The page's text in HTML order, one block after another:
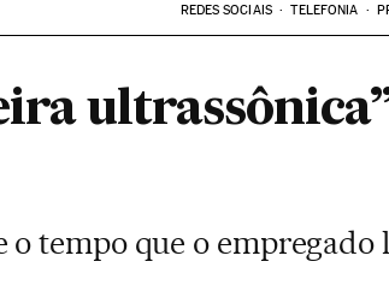
REDES SOCIAIS TELEFONIA
tempo que o empregado